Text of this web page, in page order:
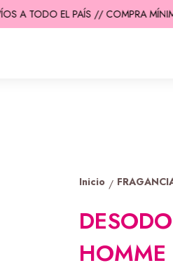
A TODO EL PAÍS // COMPRA
Inicio /
HOMME